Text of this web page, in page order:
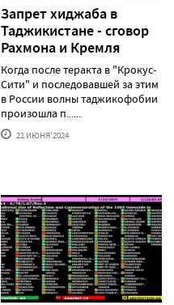
Запрет хиджаба в
Таджикистане - сговор
Рахмона и Кремля
Когда после теракта в "Крокус-
Сити" и последовавшей за этим
в России волны таджикофобии
произошла п......
21 ИЮНЯ'2024